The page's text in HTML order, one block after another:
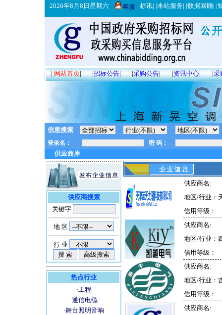
2026年8月8日星期六 客服 |标讯| |本站服务| |数据回顾| |
|网站首页| |招标公告| |采购公告| |资讯中心| |采
信息搜索
供应商库
供应商搜索
关键字
地 区
行 业
热点行业
·工程
·通信电缆
·舞台照明音响
供应商名:
地区/行业：
信用等级：
供应商名:
地区/行业：
信用等级：
供应商名:
地区/行业：
信用等级：
供应商名: